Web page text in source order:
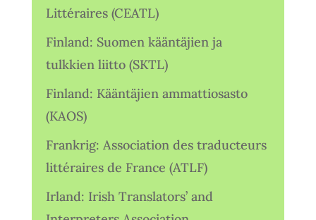
Littéraires (CEATL)
Finland: Suomen kääntäjien ja
tulkkien liitto (SKTL)
Finland: Kääntäjien ammattiosasto
(KAOS)
Frankrig: Association des traducteurs
littéraires de France (ATLF)
Irland: Irish Translators’ and